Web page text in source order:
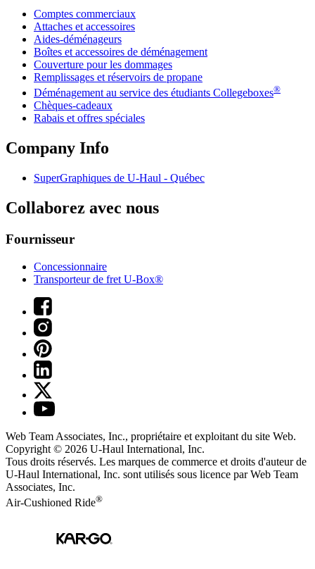
Comptes commerciaux
Attaches et accessoires
Aides-déménageurs
Boîtes et accessoires de déménagement
Couverture pour les dommages
Remplissages et réservoirs de propane
Déménagement au service des étudiants Collegeboxes®
Chèques-cadeaux
Rabais et offres spéciales
Company Info
SuperGraphiques de U-Haul - Québec
Collaborez avec nous
Fournisseur
Concessionnaire
Transporteur de fret U-Box®
Web Team Associates, Inc., propriétaire et exploitant du site Web.
Copyright © 2026 U-Haul International, Inc.
Tous droits réservés. Les marques de commerce et droits d'auteur de
U-Haul International, Inc. sont utilisés sous licence par Web Team
Associates, Inc.
Air-Cushioned Ride®